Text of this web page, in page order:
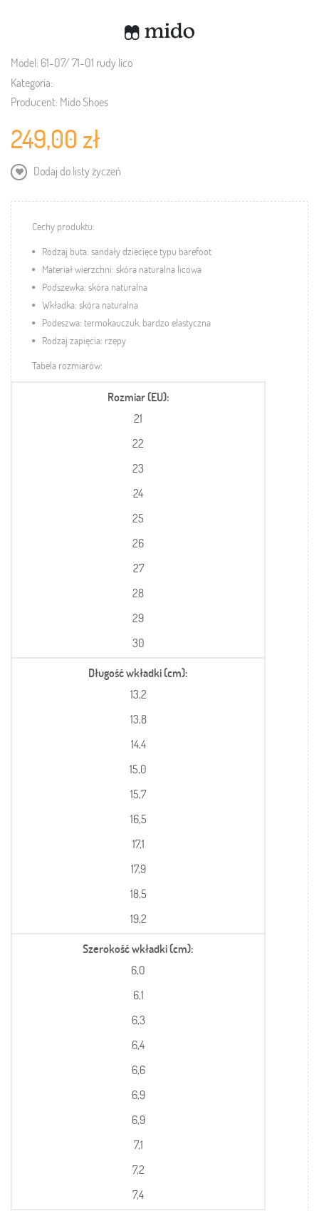
Model: 61-07/ 71-01 rudy lico
Kategoria:
Producent: Mido Shoes
249,00 zł
Dodaj do listy życzeń
Cechy produktu:
Rodzaj buta: sandały dziecięce typu barefoot
Materiał wierzchni: skóra naturalna licowa
Podszewka: skóra naturalna
Wkładka: skóra naturalna
Podeszwa: termokauczuk, bardzo elastyczna
Rodzaj zapięcia: rzepy
Tabela rozmiarów:
Rozmiar (EU)
21
22
23
24
25
26
27
28
29
30
Długość wkładki (cm)
13,2
13,8
14,4
15,0
15,7
16,5
17,1
17,9
18,5
19,2
Szerokość wkładki (cm)
6,0
6,1
6,3
6,4
6,6
6,9
6,9
7,1
7,2
7,4